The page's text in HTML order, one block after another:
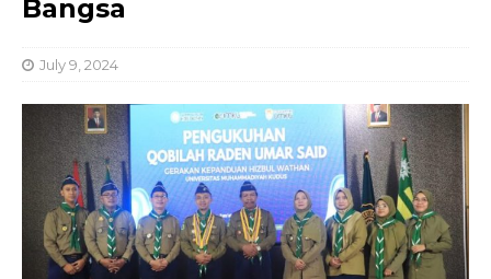
Bangsa
July 9, 2024